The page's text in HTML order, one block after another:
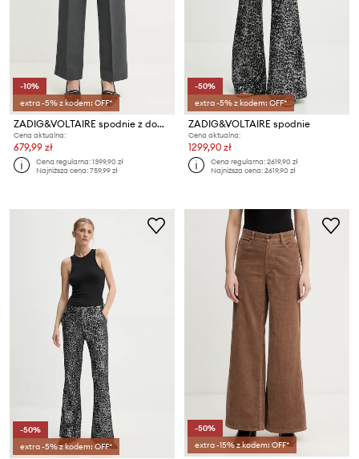
-10%
extra -5% z kodem: OFF*
ZADIG&VOLTAIRE spodnie z domieszką wełny
Cena aktualna:
679,99 zł
Cena regularna:1399,90 zł
Najniższa cena:759,99 zł
-50%
extra -5% z kodem: OFF*
ZADIG&VOLTAIRE spodnie
Cena aktualna:
1299,90 zł
Cena regularna:2619,90 zł
Najniższa cena:2619,90 zł
-50%
extra -5% z kodem: OFF*
-50%
extra -15% z kodem: OFF*